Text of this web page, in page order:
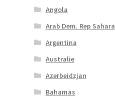
Angola
Arab Dem. Rep Sahara
Argentina
Australie
Azerbeidzjan
Bahamas